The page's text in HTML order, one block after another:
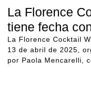
La Florence
tiene fecha
La Florence Cocktail
13 de abril de 2025,
por Paola Mencarelli,